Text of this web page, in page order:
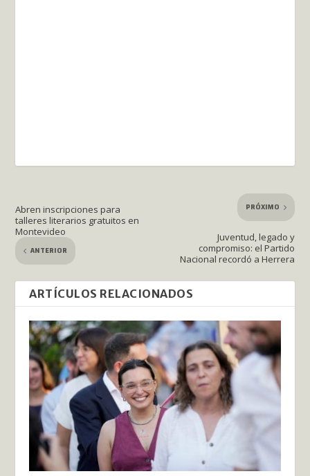
Abren inscripciones para
talleres literarios gratuitos en
Montevideo
ANTERIOR
PRÓXIMO
Juventud, legado y
compromiso: el Partido
Nacional recordó a Herrera
ARTÍCULOS RELACIONADOS